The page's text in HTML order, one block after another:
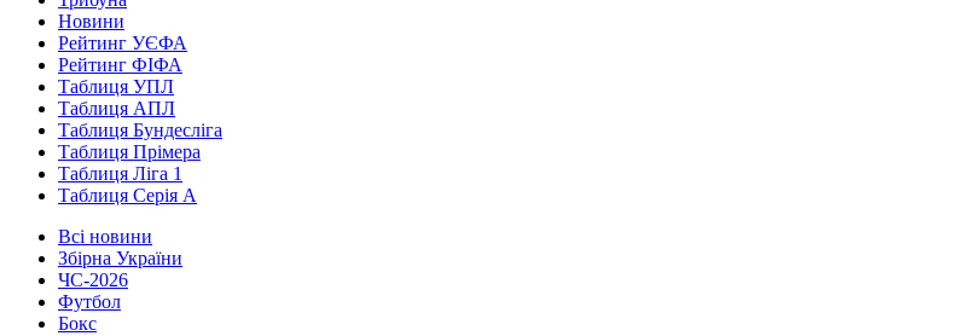
Новини
Рейтинг УЄФА
Рейтинг ФІФА
Таблиця УПЛ
Таблиця АПЛ
Таблиця Бундесліга
Таблиця Прімера
Таблиця Ліга 1
Таблиця Серія А
Всі новини
Збірна України
ЧС-2026
Футбол
Бокс